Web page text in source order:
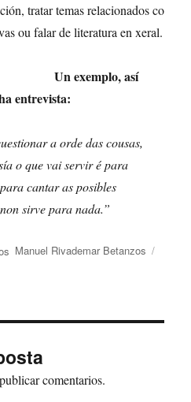
tratar temas relacionados co
ou falar de literatura en xeral.
Un exemplo, así
entrevista:
a orde das cousas,
o que vai servir é para
cantar as posibles
sirve para nada.”
Autor
Manuel Rivademar Betanzos
comentarios.